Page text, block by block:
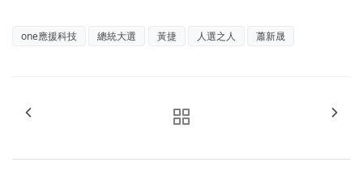
one應援科技 總統大選 黃捷 人選之人 蕭新晟